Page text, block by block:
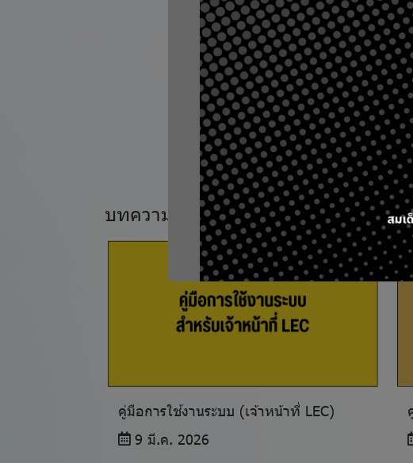
1.คู่มือการใช้งานระบบสำหรับผู้ป
บทความที่เกี่ยวข้อง
คู่มือการใช้งานระบบ (เจ้าหน้าที่ LEC)
9 มี.ค. 2026